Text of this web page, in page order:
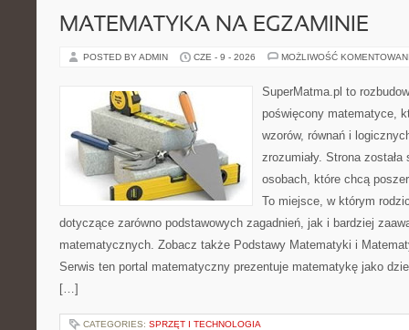
MATEMATYKA NA EGZAMINIE
POSTED BY ADMIN CZE - 9 - 2026 MOŻLIWOŚĆ
SuperMatma.pl to
poświęcony matematyce,
wzorów, równań i
zrozumiały. Strona
osobach, które chcą
To miejsce, w którym
dotyczące zarówno podstawowych zagadnień, jak i bardziej
matematycznych. Zobacz także Podstawy Matematyki i
Serwis ten portal matematyczny prezentuje matematykę jako
[…]
CATEGORIES: SPRZĘT I TECHNOLOGIA